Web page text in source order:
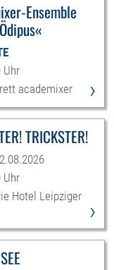
Ensemble
Uhr
academixer
›
TRICKSTER!
Uhr
Hotel Leipziger
›